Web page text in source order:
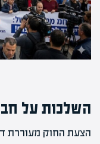
השלכות על
הצעת החוק מעוררת